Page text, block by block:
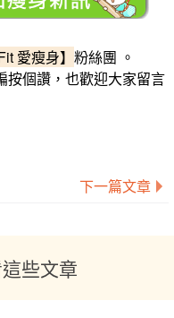
愛瘦身】 粉絲團 。
按個讚，也歡迎大家留言
下一篇文章
些文章